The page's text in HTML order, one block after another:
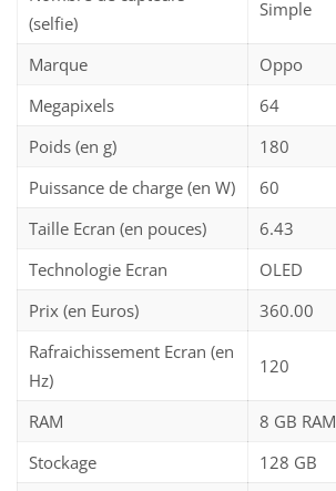
(selfie)
Simple
Marque
Oppo
Megapixels
64
Poids (en g)
180
Puissance de charge (en W)
60
Taille Ecran (en pouces)
6.43
Technologie Ecran
OLED
Prix (en Euros)
360.00
Rafraichissement Ecran (en
Hz)
120
RAM
8 GB RAM
Stockage
128 GB